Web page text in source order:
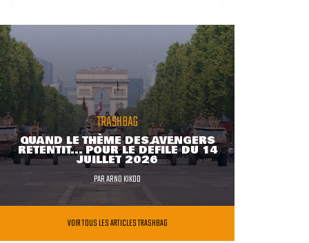
TRASHBAG
QUAND LE THÈME DES AVENGERS
RETENTIT... POUR LE DÉFILÉ DU 14
JUILLET 2026
PARARNO KIKOO
VOIR TOUS LES ARTICLES TRASHBAG